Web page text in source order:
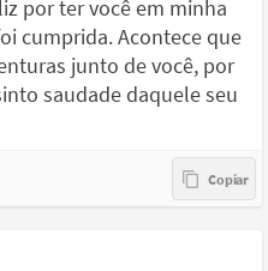
por ter você em minha
cumprida. Acontece que
junto de você, por
saudade daquele seu